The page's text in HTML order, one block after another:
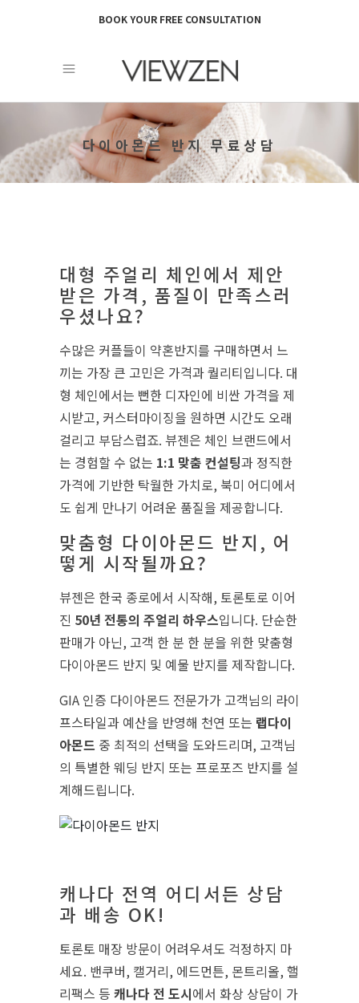
다이아몬드 반지 무료상담
대형 주얼리 체인에서 제안
받은 가격, 품질이 만족스러
우셨나요?
수많은 커플들이 약혼반지를 구매하면서 느
끼는 가장 큰 고민은 가격과 퀄리티입니다. 대
형 체인에서는 뻔한 디자인에 비싼 가격을 제
시받고, 커스터마이징을 원하면 시간도 오래
걸리고 부담스럽죠. 뷰젠은 체인 브랜드에서
는 경험할 수 없는 1:1 맞춤 컨설팅과 정직한
가격에 기반한 탁월한 가치로, 북미 어디에서
도 쉽게 만나기 어려운 품질을 제공합니다.
맞춤형 다이아몬드 반지, 어
떻게 시작될까요?
뷰젠은 한국 종로에서 시작해, 토론토로 이어
진 50년 전통의 주얼리 하우스입니다. 단순한
판매가 아닌, 고객 한 분 한 분을 위한 맞춤형
다이아몬드 반지 및 예물 반지를 제작합니다.
GIA 인증 다이아몬드 전문가가 고객님의 라이
프스타일과 예산을 반영해 천연 또는 랩다이
아몬드 중 최적의 선택을 도와드리며, 고객님
의 특별한 웨딩 반지 또는 프로포즈 반지를 설
계해드립니다.
캐나다 전역 어디서든 상담
과 배송 OK!
토론토 매장 방문이 어려우셔도 걱정하지 마
세요. 밴쿠버, 캘거리, 에드먼튼, 몬트리올, 핼
리팩스 등 캐나다 전 도시에서 화상 상담이 가
BOOK YOUR FREE CONSULTATION